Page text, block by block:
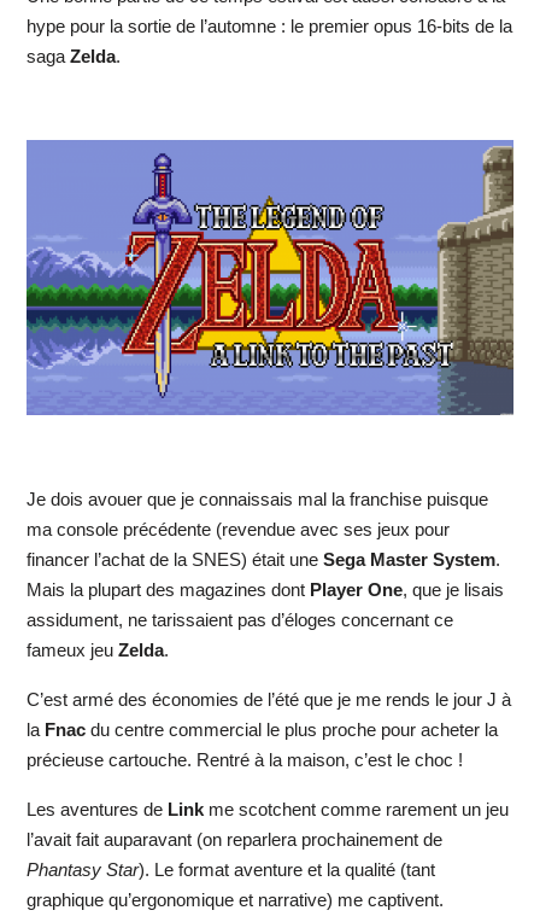
hype pour la sortie de l’automne : le premier opus 16-bits de la
saga Zelda.
Je dois avouer que je connaissais mal la franchise puisque
ma console précédente (revendue avec ses jeux pour
financer l’achat de la SNES) était une Sega Master System.
Mais la plupart des magazines dont Player One, que je lisais
assidument, ne tarissaient pas d’éloges concernant ce
fameux jeu Zelda.
C’est armé des économies de l’été que je me rends le jour J à
la Fnacdu centre commercial le plus proche pour acheter la
précieuse cartouche. Rentré à la maison, c’est le choc !
Les aventures de Linkme scotchent comme rarement un jeu
l’avait fait auparavant (on reparlera prochainement de
Phantasy Star). Le format aventure et la qualité (tant
graphique qu’ergonomique et narrative) me captivent.